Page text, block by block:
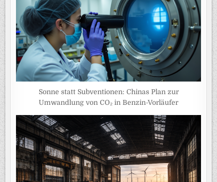
Sonne statt Subventionen: Chinas Plan zur
Umwandlung von CO₂ in Benzin-Vorläufer